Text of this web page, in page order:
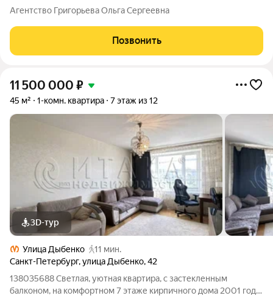
не в 5 минутах выезд на кад до остановок общественного
транспорта 5 минут пешком 2 тц в шаговой доступности ( до 5
минут ) Перекресток,
Агентство Григорьева Ольга Сергеевна
Позвонить
11 500 000 ₽
45 м² 1-комн. квартира 7 этаж из 12
3D-тур
Улица Дыбенко
11 мин.
Санкт-Петербург,улица Дыбенко,42
138035688 Светлая, уютная квартира, с застекленным
балконом, на комфортном 7 этаже кирпичного дома 2001 года